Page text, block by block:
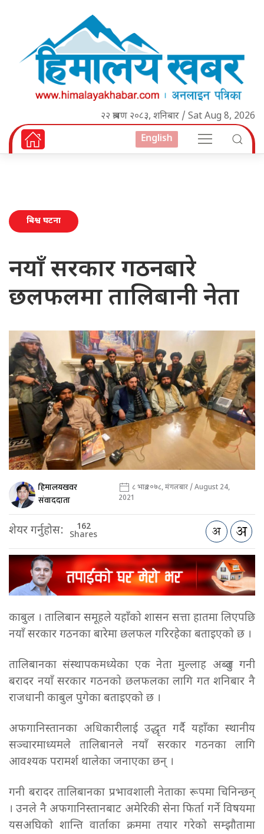
२२ श्रावण २०८३, शनिबार / Sat Aug 8, 2026
English
बिश्व घटना
नयाँ सरकार गठनबारे
छलफलमा तालिबानी नेता
हिमालयखवर
संवाददाता
८ भाद्र २०७८, मंगलबार / August 24,
2021
शेयर गर्नुहोस: 162
Shares
काबुल । तालिबान समूहले यहाँको शासन सत्ता हातमा लिएपछि
नयाँ सरकार गठनका बारेमा छलफल गरिरहेका बताइएको छ ।
तालिबानका संस्थापकमध्येका एक नेता मुल्लाह अब्दुल गनी
बरादर नयाँ सरकार गठनको छलफलका लागि गत शनिबार नै
राजधानी काबुल पुगेका बताइएको छ ।
अफगानिस्तानका अधिकारीलाई उद्धृत गर्दै यहाँका स्थानीय
सञ्चारमाध्यमले तालिबानले नयाँ सरकार गठनका लागि
आवश्यक परामर्श थालेका जनाएका छन् ।
गनी बरादर तालिबानका प्रभावशाली नेताका रूपमा चिनिन्छन्
। उनले नै अफगानिस्तानबाट अमेरिकी सेना फिर्ता गर्ने विषयमा
यसअघिको शान्ति वार्ताका क्रममा तयार गरेको सम्झौतामा